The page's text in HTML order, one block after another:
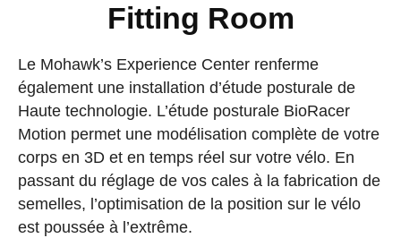
Fitting Room
Le Mohawk’s Experience Center renferme
également une installation d’étude posturale de
Haute technologie. L’étude posturale BioRacer
Motion permet une modélisation complète de votre
corps en 3D et en temps réel sur votre vélo. En
passant du réglage de vos cales à la fabrication de
semelles, l’optimisation de la position sur le vélo
est poussée à l’extrême.